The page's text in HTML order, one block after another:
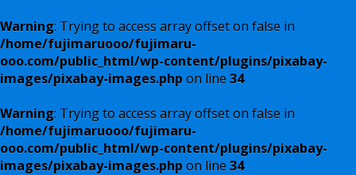
Warning: Trying to access array offset on false in
/home/fujimaruooo/fujimaru-
ooo.com/public_html/wp-content/plugins/pixabay-
images/pixabay-images.php on line 34
Warning: Trying to access array offset on false in
/home/fujimaruooo/fujimaru-
ooo.com/public_html/wp-content/plugins/pixabay-
images/pixabay-images.php on line 34